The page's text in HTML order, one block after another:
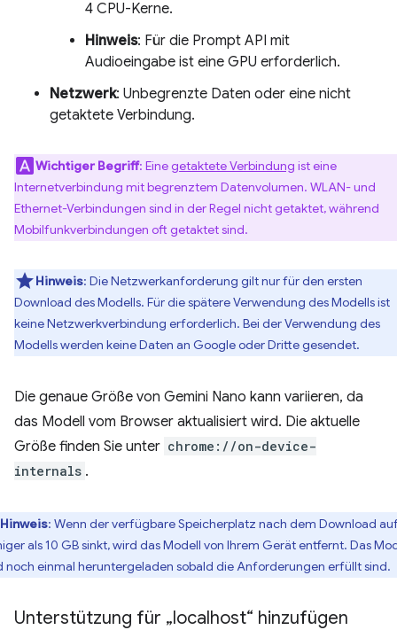
4 CPU-Kerne.
Hinweis: Für die Prompt API mit
Audioeingabe ist eine GPU erforderlich.
Netzwerk: Unbegrenzte Daten oder eine nicht
getaktete Verbindung.
Wichtiger Begriff: Einegetaktete Verbindung ist eine
Internetverbindung mit begrenztem Datenvolumen. WLAN- und
Ethernet-Verbindungen sind in der Regel nicht getaktet, während
Mobilfunkverbindungen oft getaktet sind.
Hinweis: Die Netzwerkanforderung gilt nur für den ersten
Download des Modells. Für die spätere Verwendung des Modells ist
keine Netzwerkverbindung erforderlich. Bei der Verwendung des
Modells werden keine Daten an Google oder Dritte gesendet.
Die genaue Größe von Gemini Nano kann variieren, da
das Modell vom Browser aktualisiert wird. Die aktuelle
Größe finden Sie unter chrome://on-device-
internals .
Hinweis: Wenn der verfügbare Speicherplatz nach dem Download
als 10 GB sinkt, wird das Modell von Ihrem Gerät entfernt. Das
noch einmal heruntergeladen sobald die Anforderungen erfüllt sind.
Unterstützung für „localhost“ hinzufügen